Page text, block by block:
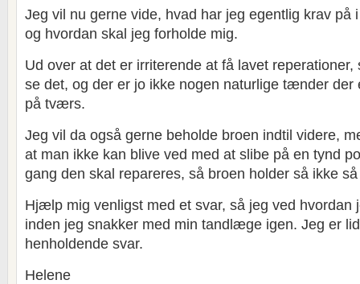
Jeg vil nu gerne vide, hvad har jeg egentlig krav på
og hvordan skal jeg forholde mig.
Ud over at det er irriterende at få lavet reperationer,
se det, og der er jo ikke nogen naturlige tænder der
på tværs.
Jeg vil da også gerne beholde broen indtil videre,
at man ikke kan blive ved med at slibe på en tynd
gang den skal repareres, så broen holder så ikke
Hjælp mig venligst med et svar, så jeg ved hvordan
inden jeg snakker med min tandlæge igen. Jeg er
henholdende svar.
Helene